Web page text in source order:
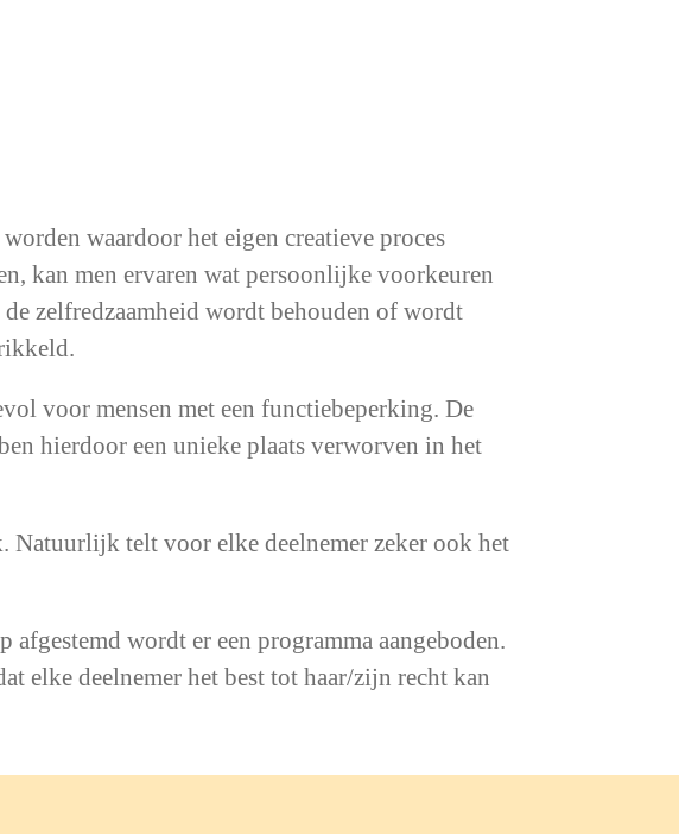
waardoor het eigen creatieve proces
kan men ervaren wat persoonlijke voorkeuren
zelfredzaamheid wordt behouden of wordt
voor mensen met een functiebeperking. De
hierdoor een unieke plaats verworven in het
Natuurlijk telt voor elke deelnemer zeker ook het
wordt er een programma aangeboden.
elke deelnemer het best tot haar/zijn recht kan